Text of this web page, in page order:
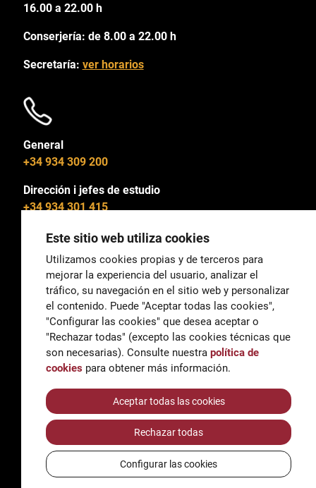
16.00 a 22.00 h
Conserjería: de 8.00 a 22.00 h
Secretaría: ver horarios
General
+34 934 309 200
Dirección i jefes de estudio
+34 934 301 415
General
correu@escoladeltreball.org
Información
informacio@escoladeltreball.org
Trámites de secretaría
AccessibilidadAviso legal y Política de Privacidad
Política de cookies
Créditos
Este sitio web utiliza cookies
Utilizamos cookies propias y de terceros para
mejorar la experiencia del usuario, analizar el
tráfico, su navegación en el sitio web y personalizar
el contenido. Puede "Aceptar todas las cookies",
"Configurar las cookies" que desea aceptar o
"Rechazar todas" (excepto las cookies técnicas que
son necesarias). Consulte nuestra política de
cookies para obtener más información.
Aceptar todas las cookies
Rechazar todas
Configurar las cookies